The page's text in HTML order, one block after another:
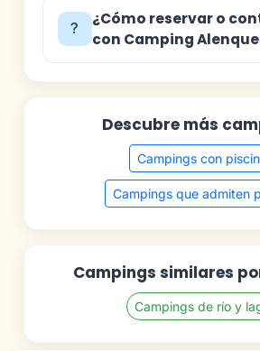
¿Cómo reservar o
con Camping
Descubre más
Campings con
Campings que admiten
Campings similares
Campings de río y